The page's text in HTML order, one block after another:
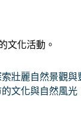
文化活動。
壯麗自然景觀與
文化與自然風光